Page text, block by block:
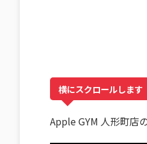
横にスクロールします
Apple GYM 人形町店